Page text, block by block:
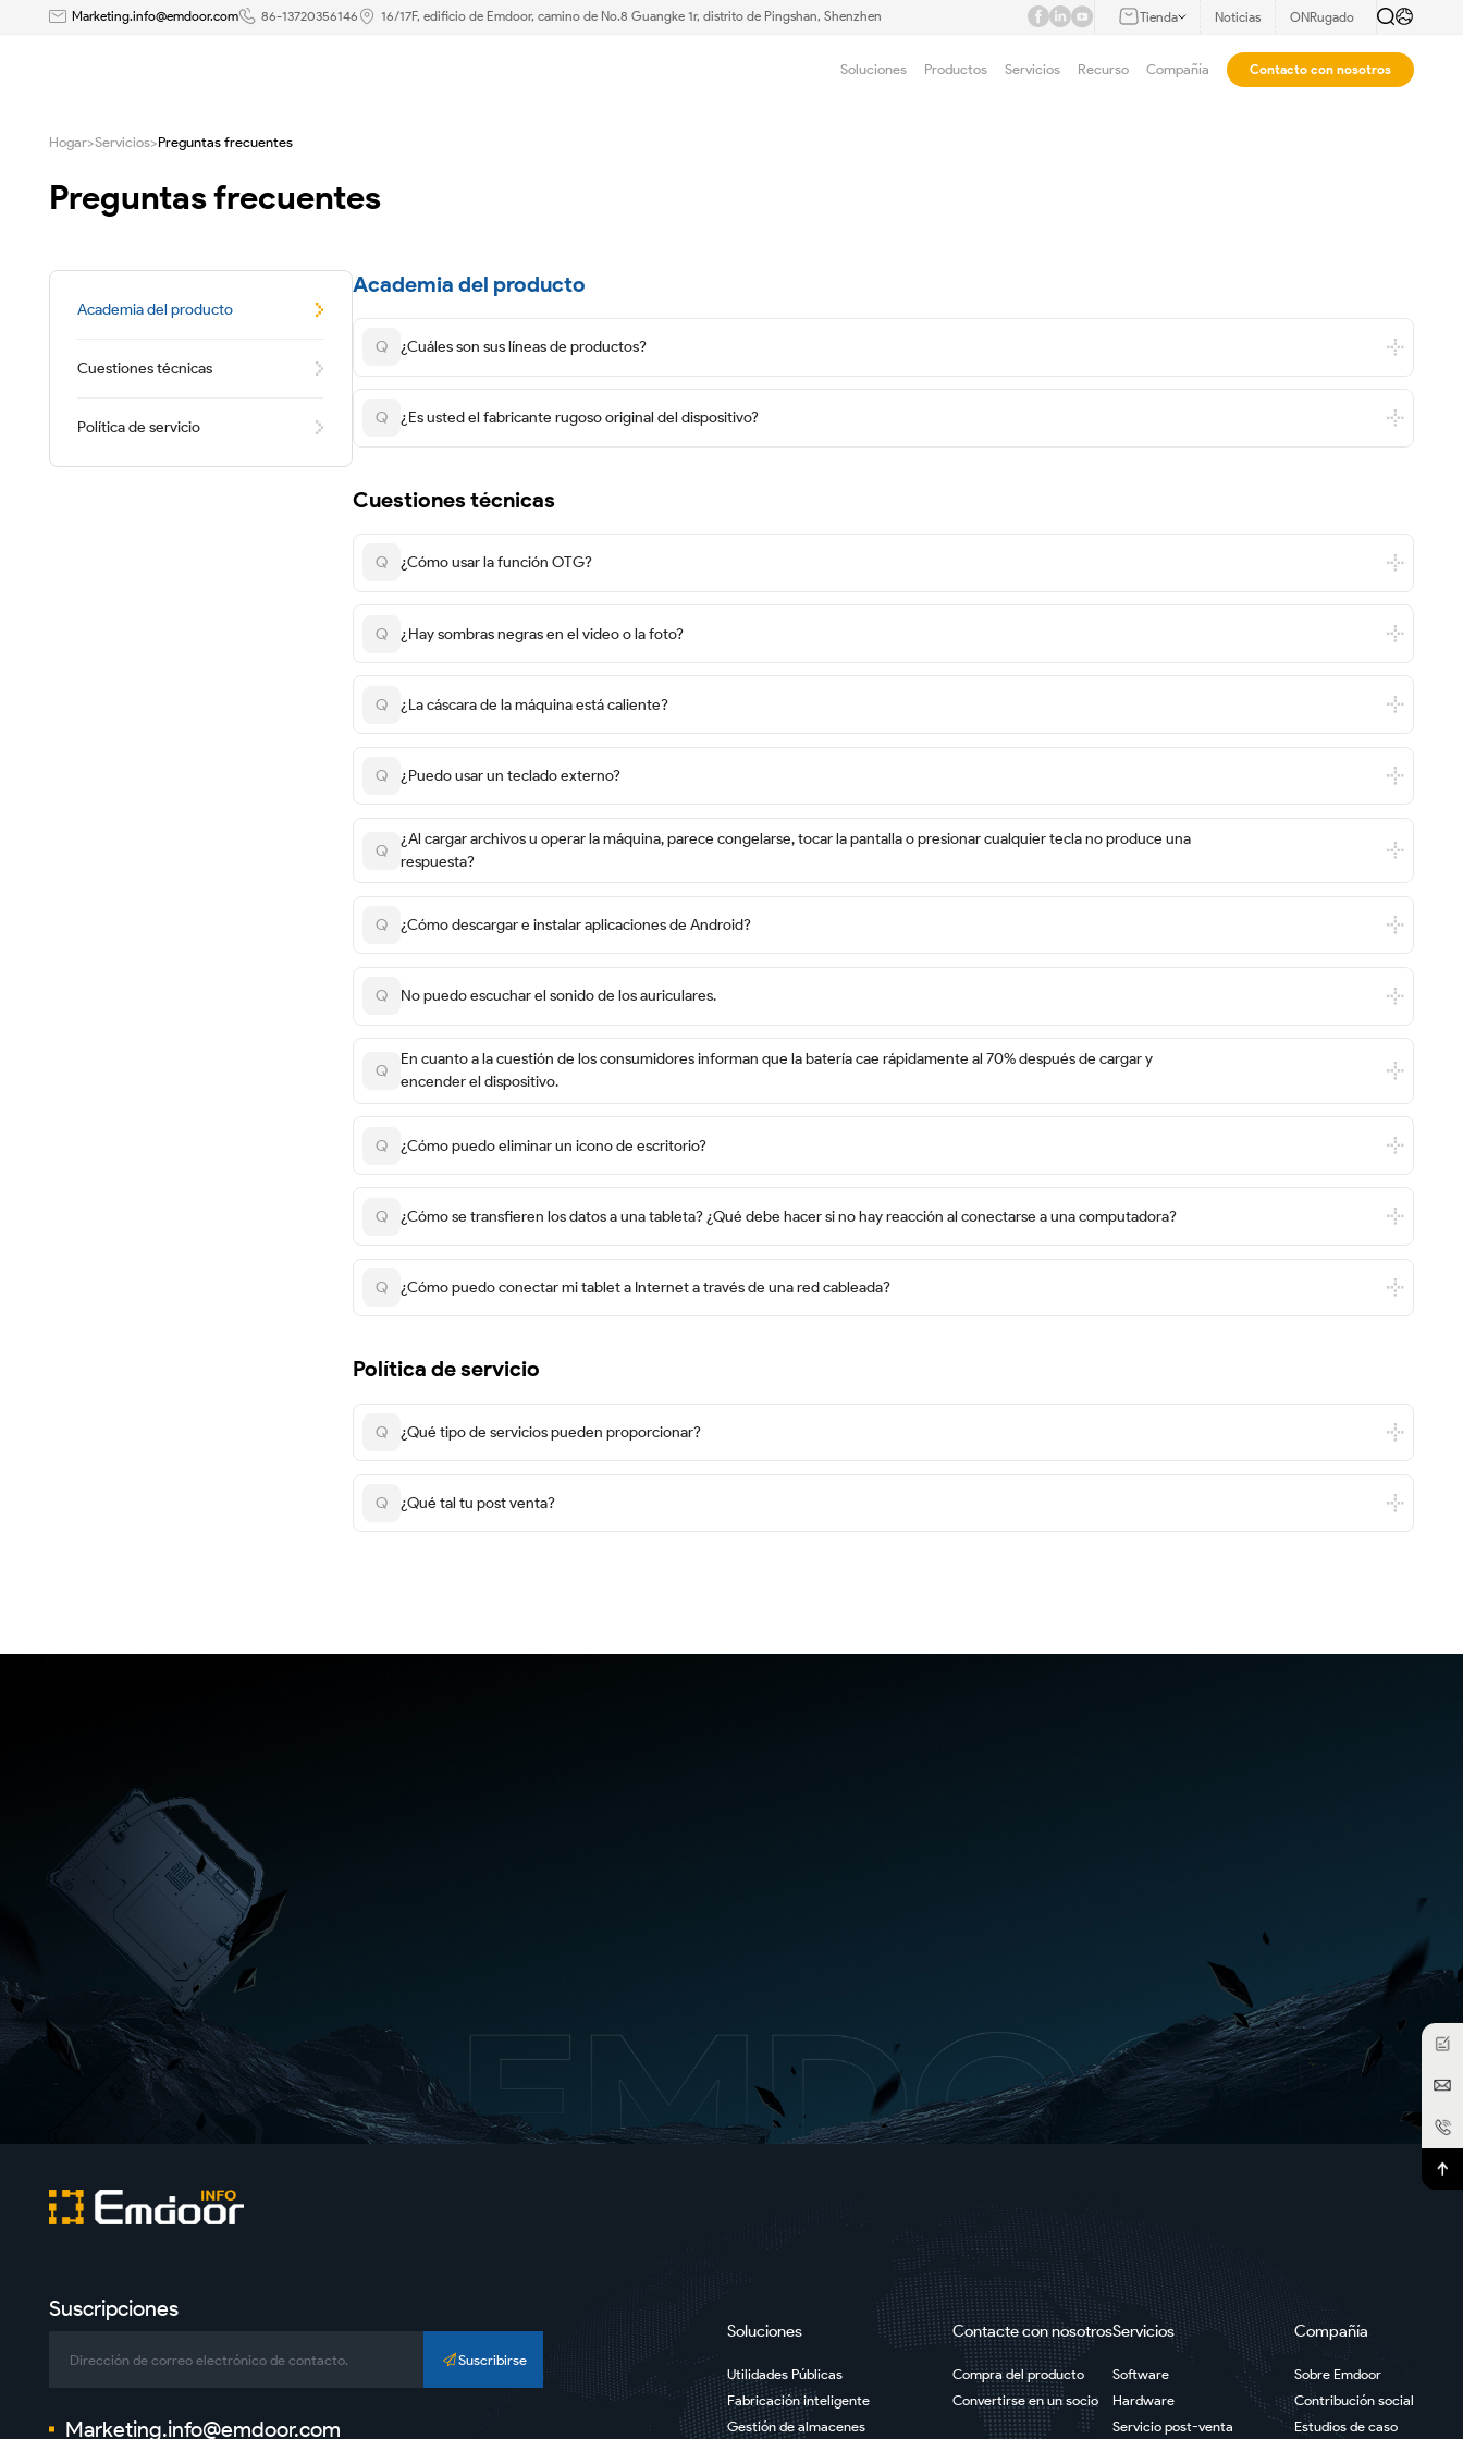
Preguntas
Marketing.info@emdoor.com 86-13720356146 16/17F, edificio de Emdoor, camino de No.8 Guangke 1r, distrito de Pingshan, Shenzhen Tienda Noticias ONRugado
Soluciones Productos Servicios Recurso Compañía Contacto con nosotros
Hogar>Servicios>Preguntas frecuentes
Preguntas frecuentes
Academia del producto
Cuestiones técnicas
Política de servicio
Academia del producto
Q ¿Cuáles son sus líneas de productos?
Q ¿Es usted el fabricante rugoso original del dispositivo?
Cuestiones técnicas
Q ¿Cómo usar la función OTG?
Q ¿Hay sombras negras en el video o la foto?
Q ¿La cáscara de la máquina está caliente?
Q ¿Puedo usar un teclado externo?
Q
¿Al cargar archivos u operar la máquina, parece congelarse, tocar la pantalla o presionar cualquier tecla no produce una
respuesta?
Q ¿Cómo descargar e instalar aplicaciones de Android?
Q No puedo escuchar el sonido de los auriculares.
Q
En cuanto a la cuestión de los consumidores informan que la batería cae rápidamente al 70% después de cargar y
encender el dispositivo.
Q ¿Cómo puedo eliminar un icono de escritorio?
Q ¿Cómo se transfieren los datos a una tableta? ¿Qué debe hacer si no hay reacción al conectarse a una computadora?
Q ¿Cómo puedo conectar mi tablet a Internet a través de una red cableada?
Política de servicio
Q ¿Qué tipo de servicios pueden proporcionar?
Q ¿Qué tal tu post venta?
Suscripciones
Suscribirse
Marketing.info@emdoor.com
Soluciones
Utilidades Públicas
Fabricación inteligente
Gestión de almacenes
Contacte con nosotros
Compra del producto
Convertirse en un socio
Servicios
Software
Hardware
Servicio post-venta
Compañía
Sobre Emdoor
Contribución social
Estudios de caso